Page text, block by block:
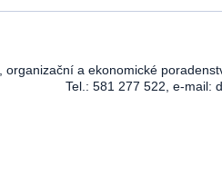
, organizační a ekonomické
Tel.: 581 277 522, e-mail: